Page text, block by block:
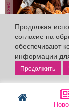
реклама
2
Продолжая
согласие на
обеспечивают
информации